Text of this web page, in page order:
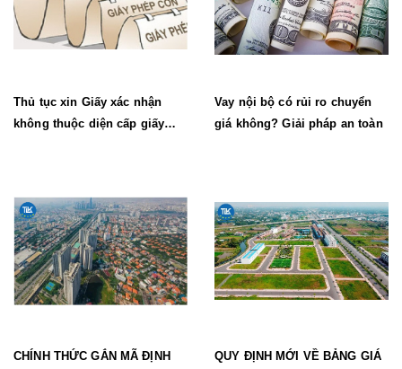
Thủ tục xin Giấy xác nhận
không thuộc diện cấp giấy
Vay nội bộ có rủi ro chuyển
giá không? Giải pháp an toàn
CHÍNH THỨC GẮN MÃ ĐỊNH
QUY ĐỊNH MỚI VỀ BẢNG GIÁ